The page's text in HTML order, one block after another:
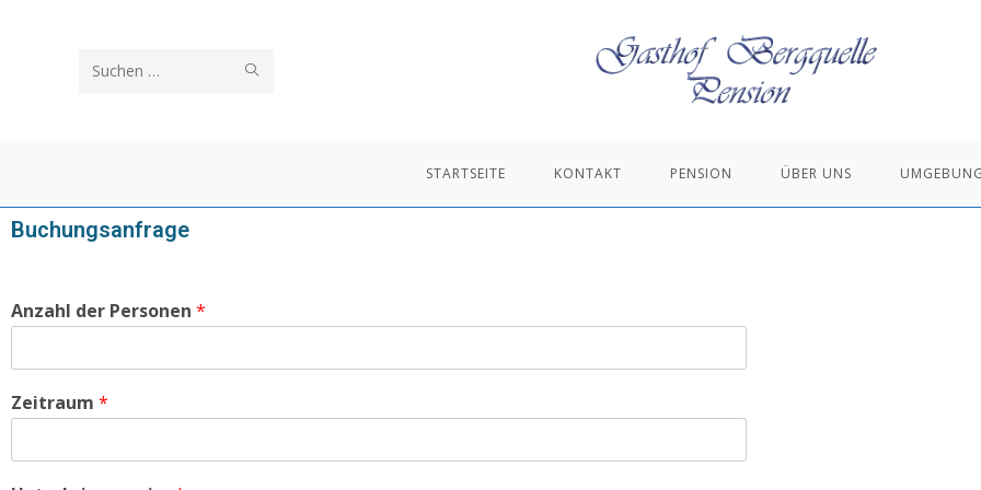
Diese
STARTSEITE KONTAKT PENSION ÜBER UNS
Buchungsanfrage
Anzahl der Personen *
Zeitraum *